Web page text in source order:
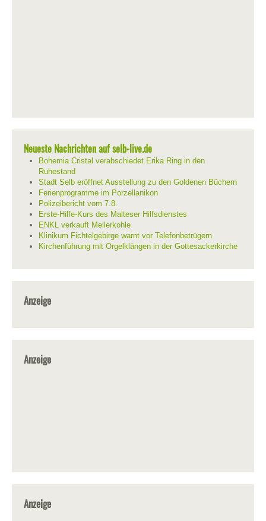
Neueste Nachrichten auf selb-live.de
Bohemia Cristal verabschiedet Erika Ring in den
Ruhestand
Stadt Selb eröffnet Ausstellung zu den Goldenen Büchern
Ferienprogramme im Porzellanikon
Polizeibericht vom 7.8.
Erste-Hilfe-Kurs des Malteser Hilfsdienstes
ENKL verkauft Meilerkohle
Klinikum Fichtelgebirge warnt vor Telefonbetrügern
Kirchenführung mit Orgelklängen in der Gottesackerkirche
Anzeige
Anzeige
Anzeige